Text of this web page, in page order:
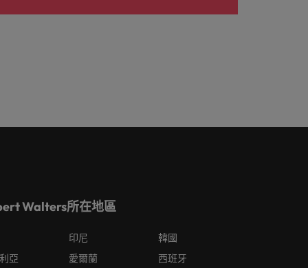
Walters所在地區
亞
印尼
愛爾蘭
韓國
西班牙